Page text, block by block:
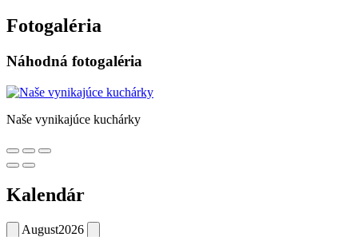
Fotogaléria
Náhodná fotogaléria
Naše vynikajúce kuchárky
Kalendár
August2026